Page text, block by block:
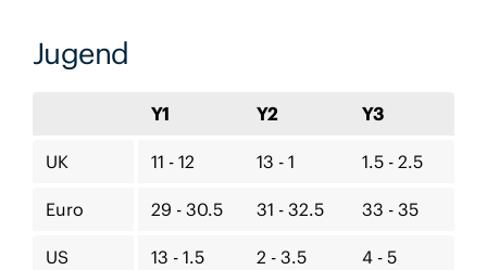
Jugend
Y1 Y2 Y3
UK 11 - 12 13 - 1 1.5 - 2.5
Euro 29 - 30.5 31 - 32.5 33 - 35
US 13 - 1.5 2 - 3.5 4 - 5